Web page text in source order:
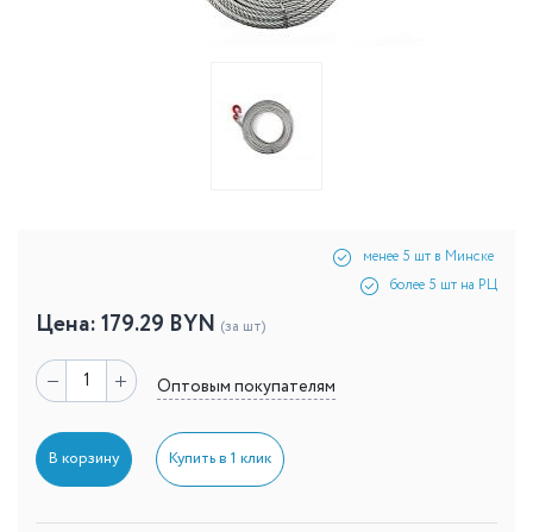
менее 5 шт в Минске
более 5 шт на РЦ
Цена:179.29 BYN (за шт)
Оптовым покупателям
В корзину Купить в 1 клик